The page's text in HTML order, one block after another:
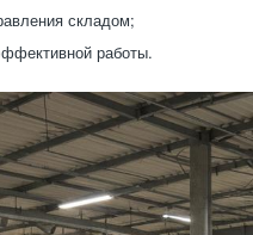
складом;
работы.